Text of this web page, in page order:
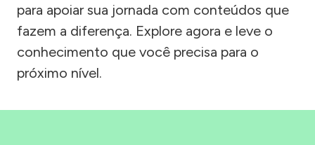
para apoiar sua jornada com conteúdos que
fazem a diferença. Explore agora e leve o
conhecimento que você precisa para o
próximo nível.